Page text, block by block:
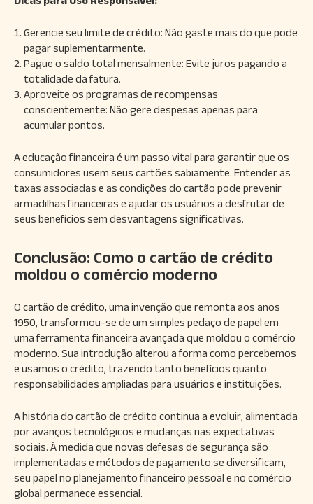
Gerencie seu limite de crédito: Não gaste mais do que pode
pagar suplementarmente.
Pague o saldo total mensalmente: Evite juros pagando a
totalidade da fatura.
Aproveite os programas de recompensas
conscientemente: Não gere despesas apenas para
acumular pontos.
A educação financeira é um passo vital para garantir que os
consumidores usem seus cartões sabiamente. Entender as
taxas associadas e as condições do cartão pode prevenir
armadilhas financeiras e ajudar os usuários a desfrutar de
seus benefícios sem desvantagens significativas.
Conclusão: Como o cartão de crédito
moldou o comércio moderno
O cartão de crédito, uma invenção que remonta aos anos
1950, transformou-se de um simples pedaço de papel em
uma ferramenta financeira avançada que moldou o comércio
moderno. Sua introdução alterou a forma como percebemos
e usamos o crédito, trazendo tanto benefícios quanto
responsabilidades ampliadas para usuários e instituições.
A história do cartão de crédito continua a evoluir, alimentada
por avanços tecnológicos e mudanças nas expectativas
sociais. À medida que novas defesas de segurança são
implementadas e métodos de pagamento se diversificam,
seu papel no planejamento financeiro pessoal e no comércio
global permanece essencial.